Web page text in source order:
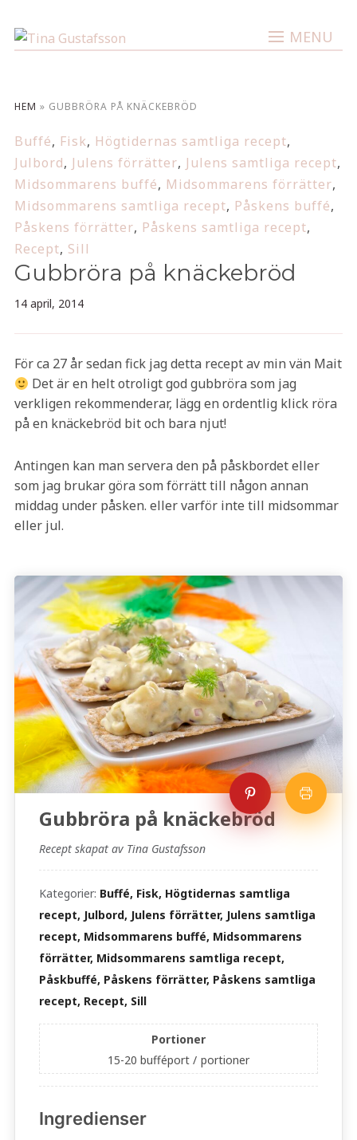
MENU
HEM » GUBBRÖRA PÅ KNÄCKEBRÖD
Buffé, Fisk, Högtidernas samtliga recept,
Julbord, Julens förrätter, Julens samtliga recept,
Midsommarens buffé, Midsommarens förrätter,
Midsommarens samtliga recept, Påskens buffé,
Påskens förrätter, Påskens samtliga recept,
Recept, Sill
Gubbröra på knäckebröd
14 april, 2014
För ca 27 år sedan fick jag detta recept av min vän Mait
Det är en helt otroligt god gubbröra som jag
verkligen rekommenderar, lägg en ordentlig klick röra
på en knäckebröd bit och bara njut!
Antingen kan man servera den på påskbordet eller
som jag brukar göra som förrätt till någon annan
middag under påsken. eller varför inte till midsommar
eller jul.
Gubbröra på knäckebröd
Recept skapat av Tina Gustafsson
Kategorier: Buffé, Fisk, Högtidernas samtliga
recept, Julbord, Julens förrätter, Julens samtliga
recept, Midsommarens buffé, Midsommarens
förrätter, Midsommarens samtliga recept,
Påskbuffé, Påskens förrätter, Påskens samtliga
recept, Recept, Sill
Portioner
15-20 bufféport / portioner
Ingredienser